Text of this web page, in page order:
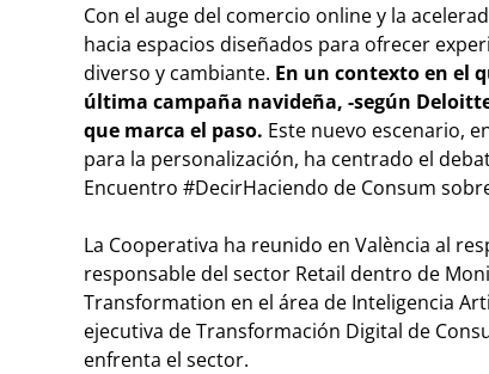
Con el auge del comercio online y la
hacia espacios diseñados para ofrecer
diverso y cambiante. En un contexto en el
última campaña navideña, -según
que marca el paso. Este nuevo escenario,
para la personalización, ha centrado el
Encuentro #DecirHaciendo de Consum
La Cooperativa ha reunido en València al
responsable del sector Retail dentro de
Transformation en el área de Inteligencia
ejecutiva de Transformación Digital de
enfrenta el sector.